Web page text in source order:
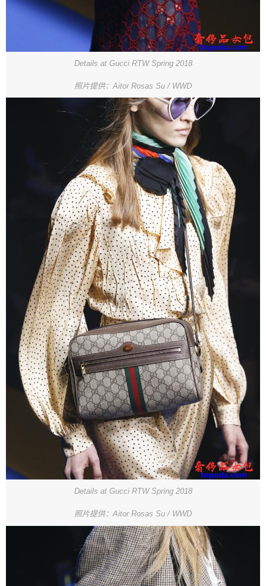
Details at Gucci RTW Spring 2018
照片提供：Aitor Rosas Su / WWD
Details at Gucci RTW Spring 2018
照片提供：Aitor Rosas Su / WWD